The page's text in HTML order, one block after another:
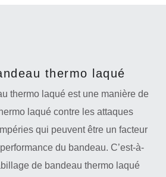
thermo laqué
thermo laqué est une manière de
laqué contre les attaques
qui peuvent être un facteur
du bandeau. C’est-à-
de bandeau thermo laqué